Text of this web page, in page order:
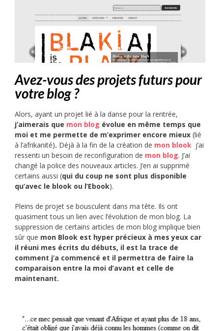
Avez-vous des projets futurs pour
votre blog ?
Alors, ayant un projet lié à la danse pour la rentrée,
j’aimerais que mon blog évolue en même temps que
moi et me permette de m’exprimer encore mieux (lié
à l’afrikanité). Déjà à la fin de la création de mon blook j’ai
ressenti un besoin de reconfiguration de mon blog. J’ai
changé la police des nouveaux articles. J’en ai supprimé
certains aussi (qui du coup ne sont plus disponible
qu’avec le blook ou l’Ebook).
Pleins de projet se bousculent dans ma tête. Ils ont
quasiment tous un lien avec l’évolution de mon blog. La
suppression de certains articles de mon blog implique bien
sûr que mon Blook est hyper précieux à mes yeux car
il réuni mes écrits du débuts, il est la trace de
comment j’a commencé et il permettra de faire la
comparaison entre la moi d’avant et celle de
maintenant.